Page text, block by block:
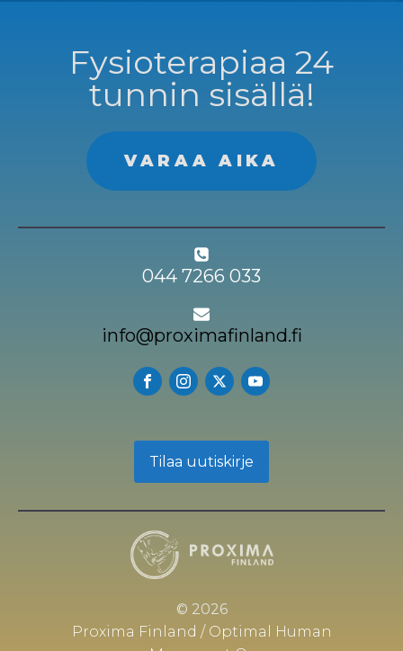
Fysioterapiaa 24
tunnin sisällä!
VARAA AIKA
044 7266 033
info@proximafinland.fi
Tilaa uutiskirje
© 2026
Proxima Finland / Optimal Human